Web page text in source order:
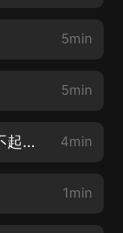
5min
5min
山川載不動太多悲哀，歲月經不起太長的等待 4min
1min